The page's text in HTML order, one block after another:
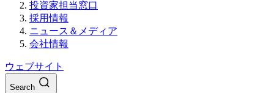
投資家担当窓口
採用情報
ニュース＆メディア
会社情報
ウェブサイト
Search